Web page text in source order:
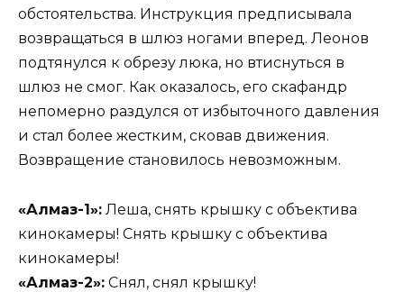
обстоятельства. Инструкция предписывала
возвращаться в шлюз ногами вперед. Леонов
подтянулся к обрезу люка, но втиснуться в
шлюз не смог. Как оказалось, его скафандр
непомерно раздулся от избыточного давления
и стал более жестким, сковав движения.
Возвращение становилось невозможным.
«Алмаз-1»: Леша, снять крышку с объектива
кинокамеры! Снять крышку с объектива
кинокамеры!
«Алмаз-2»: Снял, снял крышку!